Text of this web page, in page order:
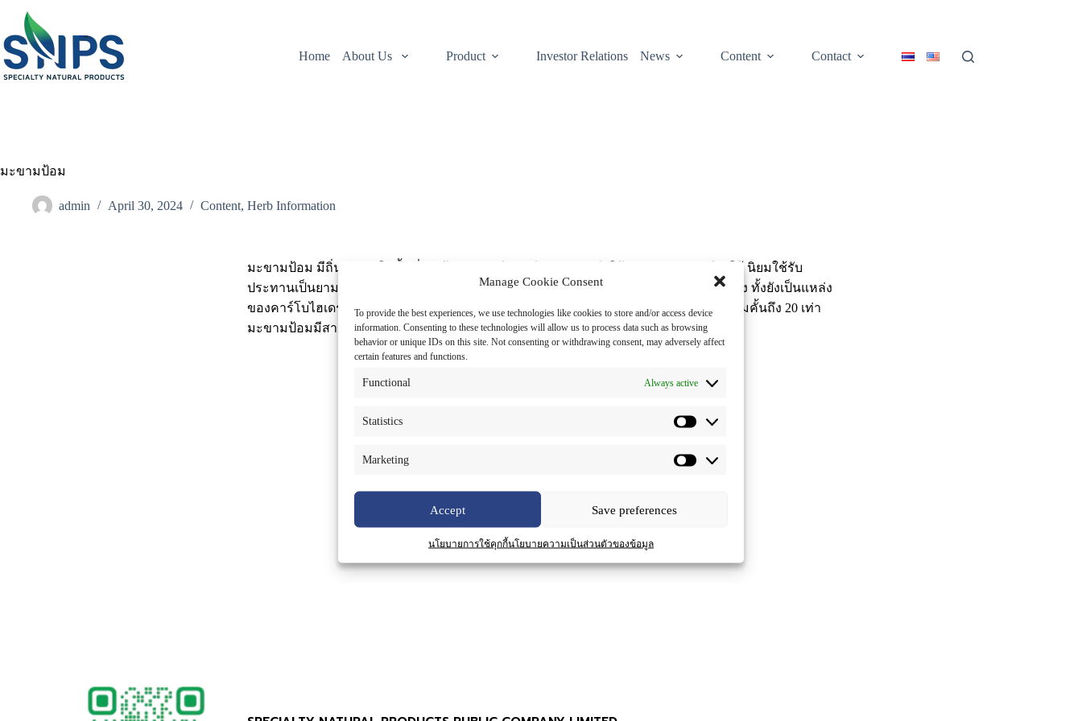
Manage Cookie Consent
To provide the best experiences, we use technologies like cookies to store and/or access device
information. Consenting to these technologies will allow us to process data such as browsing
behavior or unique IDs on this site. Not consenting or withdrawing consent, may adversely affect
certain features and functions.
Functional Always active
Statistics
Marketing
Accept Save preferences
นโยบายการใช้คุกกี้นโยบายความเป็นส่วนตัวของข้อมูล
Home About Us Product Investor Relations News Content Contact
มะขามป้อม
admin April 30, 2024 Content, Herb Information
มะขามป้อม มีถิ่นกำเนิดในพื้นที่เขตร้อนของทวีปเอเชีย อย่างเอเชียใต้และตะวันออกเฉียงใต้ นิยมใช้รับ
ประทานเป็นยามาตั้งแต่โบราณ มะขามป้อมอุดมไปด้วยสารต้านอนุมูลอิสระและวิตามินซีสูง ทั้งยังเป็นแหล่ง
ของคาร์โบไฮเดรตและเส้นใยอาหาร โดยเฉพาะวิตามินซีนั้น ในมะข้ามป้อมมีมากกว่าน้ำส้มคั้นถึง 20 เท่า
มะขามป้อมมีสาร Flavonoids มีฤทธิ์ต้านอนุมูลอิสระสูงและต่อต้านเชื้อแบคทีเรียได้ดี